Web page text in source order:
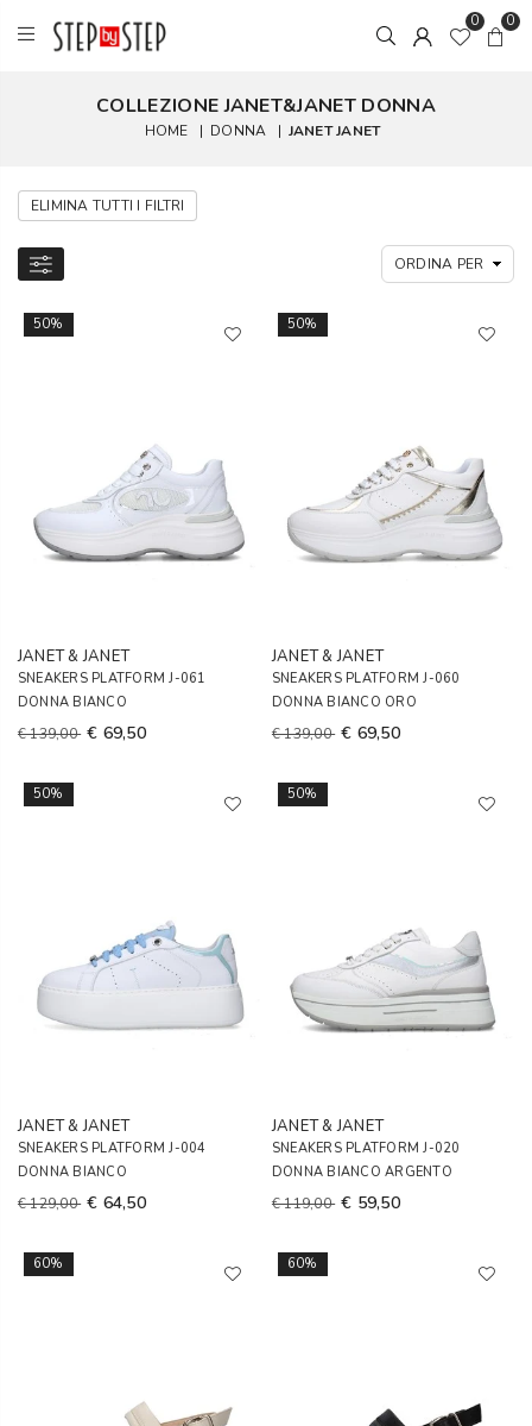
0 0
COLLEZIONE JANET&JANET DONNA
HOME | DONNA | JANET JANET
ELIMINA TUTTI I FILTRI
50%
JANET & JANET
SNEAKERS PLATFORM J-061
DONNA BIANCO
€ 139,00 € 69,50
50%
JANET & JANET
SNEAKERS PLATFORM J-060
DONNA BIANCO ORO
€ 139,00 € 69,50
50%
JANET & JANET
SNEAKERS PLATFORM J-004
DONNA BIANCO
€ 129,00 € 64,50
50%
JANET & JANET
SNEAKERS PLATFORM J-020
DONNA BIANCO ARGENTO
€ 119,00 € 59,50
60% 60%